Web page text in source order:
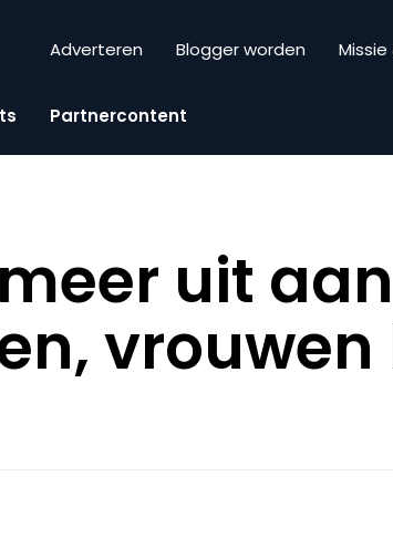
Adverteren Blogger worden Missie
Partnercontent
uit aan
vrouwen